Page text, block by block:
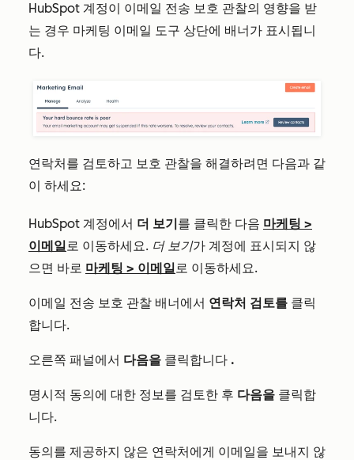
HubSpot 계정이 이메일 전송 보호 관찰의 영향을 받
는 경우 마케팅 이메일 도구 상단에 배너가 표시됩니
다.
연락처를 검토하고 보호 관찰을 해결하려면 다음과 같
이 하세요:
HubSpot 계정에서 더 보기를 클릭한 다음 마케팅 >
이메일 로 이동하세요. 더 보기가 계정에 표시되지 않
으면 바로 마케팅 > 이메일 로 이동하세요.
이메일 전송 보호 관찰 배너에서 연락처 검토를 클릭
합니다.
오른쪽 패널에서 다음을 클릭합니다 .
명시적 동의에 대한 정보를 검토한 후 다음을 클릭합
니다.
동의를 제공하지 않은 연락처에게 이메일을 보내지 않